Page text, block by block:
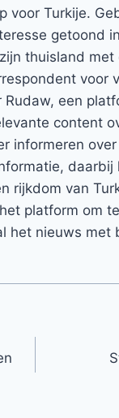
voor Turkije.
getoond
thuisland
voor
een
content
informeren
rijkdom van
platform om
het nieuws met